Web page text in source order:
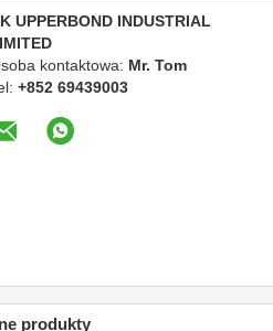
UPPERBOND INDUSTRIAL
kontaktowa: Mr. Tom
+852 69439003
produkty